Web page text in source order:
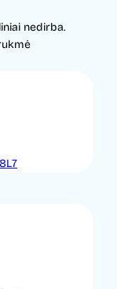
nedirba.